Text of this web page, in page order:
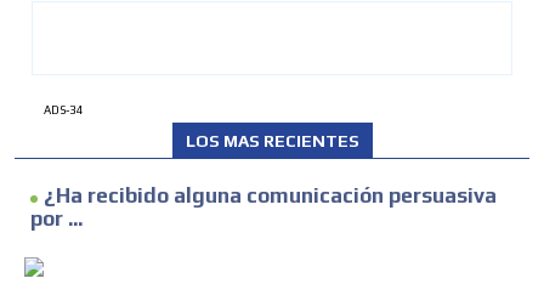
ADS-34
LOS MAS RECIENTES
¿Ha recibido alguna comunicación persuasiva
por ...